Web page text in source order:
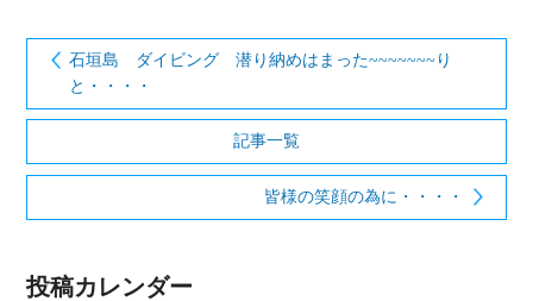
石垣島 ダイビング 潜り納めはまった~~~~~~~り
と・・・・
記事一覧
皆様の笑顔の為に・・・・
投稿カレンダー